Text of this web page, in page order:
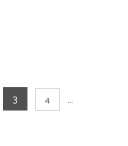
Laman
3 Laman
4 …